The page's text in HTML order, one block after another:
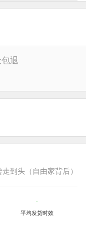
退
到头（自由家背后）
-
平均发货时效